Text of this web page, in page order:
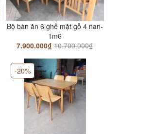
Bộ bàn ăn 6 ghế mặt gỗ 4 nan-
1m6
7.900.000₫ 10.700.000₫
-20%